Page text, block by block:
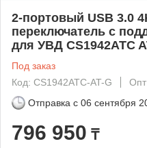
2-портовый USB 3.0
переключатель с
для УВД CS1942ATC
Под заказ
Код: CS1942ATC-AT-G
Отправка с 06 сентября
796 950 ₸